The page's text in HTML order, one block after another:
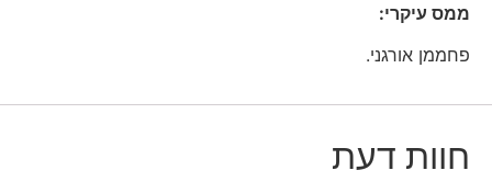
ממס עיקרי:
פחממן אורגני.
חוות דעת